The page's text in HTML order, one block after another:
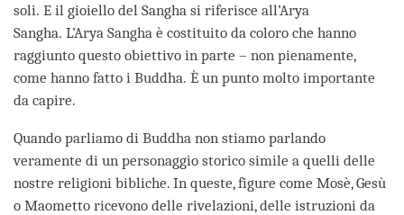
soli. E il gioiello del Sangha si riferisce all’Arya
Sangha. L’Arya Sangha è costituito da coloro che hanno
raggiunto questo obiettivo in parte – non pienamente,
come hanno fatto i Buddha. È un punto molto importante
da capire.
Quando parliamo di Buddha non stiamo parlando
veramente di un personaggio storico simile a quelli delle
nostre religioni bibliche. In queste, figure come Mosè, Gesù
o Maometto ricevono delle rivelazioni, delle istruzioni da